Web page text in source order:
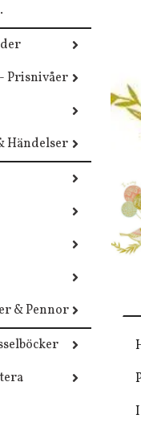
Prisnivåer
Händelser
& Pennor